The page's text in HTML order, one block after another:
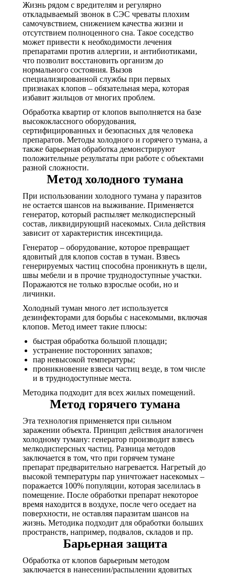
Жизнь рядом с вредителям и регулярно
откладываемый звонок в СЭС чреваты плохим
самочувствием, снижением качества жизни и
отсутствием полноценного сна. Такое соседство
может привести к необходимости лечения
препаратами против аллергии, и антибиотиками,
что позволит восстановить организм до
нормального состояния. Вызов
специализированной службы при первых
признаках клопов – обязательная мера, которая
избавит жильцов от многих проблем.
Обработка квартир от клопов выполняется на базе
высококлассного оборудования,
сертифицированных и безопасных для человека
препаратов. Методы холодного и горячего тумана, а
также барьерная обработка демонстрируют
положительные результаты при работе с объектами
разной сложности.
Метод холодного тумана
При использовании холодного тумана у паразитов
не остается шансов на выживание. Применяется
генератор, который распыляет мелкодисперсный
состав, ликвидирующий насекомых. Сила действия
зависит от характеристик инсектицида.
Генератор – оборудование, которое превращает
ядовитый для клопов состав в туман. Взвесь
генерируемых частиц способна проникнуть в щели,
швы мебели и в прочие труднодоступные участки.
Поражаются не только взрослые особи, но и
личинки.
Холодный туман много лет используется
дезинфекторами для борьбы с насекомыми, включая
клопов. Метод имеет такие плюсы:
быстрая обработка большой площади;
устранение посторонних запахов;
пар невысокой температуры;
проникновение взвеси частиц везде, в том числе
и в труднодоступные места.
Методика подходит для всех жилых помещений.
Метод горячего тумана
Эта технология применяется при сильном
заражении объекта. Принцип действия аналогичен
холодному туману: генератор производит взвесь
мелкодисперсных частиц. Разница методов
заключается в том, что при горячем тумане
препарат предварительно нагревается. Нагретый до
высокой температуры пар уничтожает насекомых –
поражается 100% популяции, которая заселилась в
помещение. После обработки препарат некоторое
время находится в воздухе, после чего оседает на
поверхности, не оставляя паразитам шансов на
жизнь. Методика подходит для обработки больших
пространств, например, подвалов, складов и пр.
Барьерная защита
Обработка от клопов барьерным методом
заключается в нанесении/распылении ядовитых